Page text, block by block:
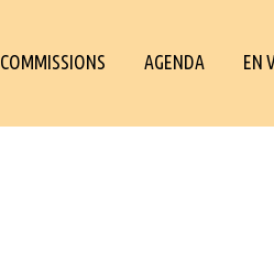
COMMISSIONS AGENDA EN